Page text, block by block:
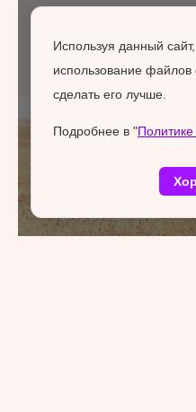
Используя данный
использование
сделать его лучше.
Подробнее в "